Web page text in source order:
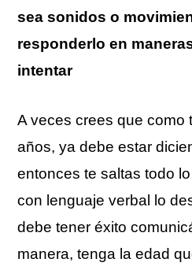
sea sonidos o
responderlo en
intentar
A veces crees que como
años, ya debe estar
entonces te saltas todo
con lenguaje verbal lo
debe tener éxito
manera, tenga la edad